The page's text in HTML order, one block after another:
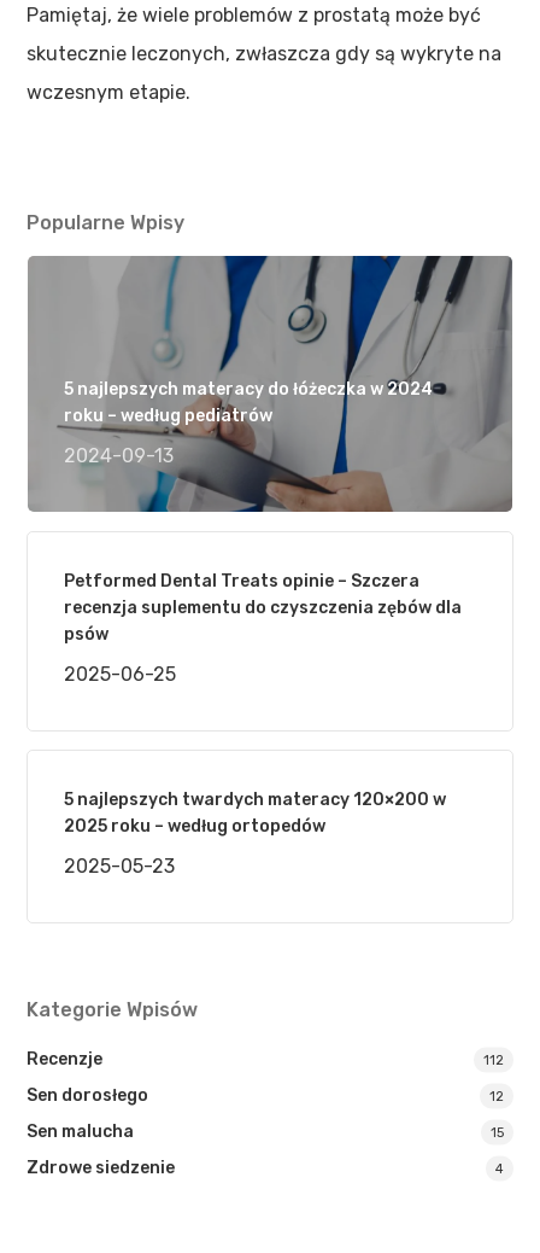
Pamiętaj, że wiele problemów z prostatą może być
skutecznie leczonych, zwłaszcza gdy są wykryte na
wczesnym etapie.
Popularne Wpisy
5 najlepszych materacy do łóżeczka w 2024
roku – według pediatrów
2024-09-13
Petformed Dental Treats opinie – Szczera
recenzja suplementu do czyszczenia zębów dla
psów
2025-06-25
5 najlepszych twardych materacy 120×200 w
2025 roku – według ortopedów
2025-05-23
Kategorie Wpisów
Recenzje 112
Sen dorosłego 12
Sen malucha 15
Zdrowe siedzenie 4